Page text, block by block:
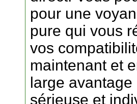
pour une
pure qui vous
vos
maintenant et
large
sérieuse et